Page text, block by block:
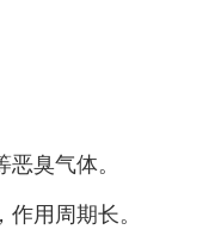
臭气体。
用周期长。